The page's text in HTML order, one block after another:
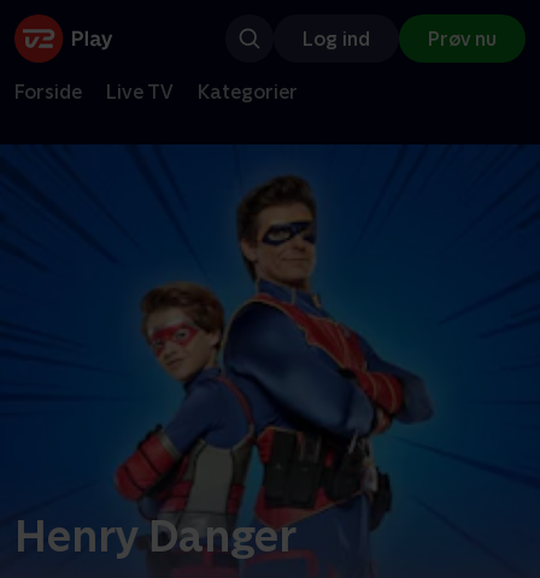
Log ind Prøv nu
Forside Live TV Kategorier
Henry Danger